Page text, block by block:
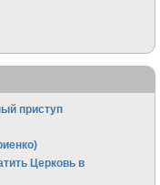
приступ
Церковь в